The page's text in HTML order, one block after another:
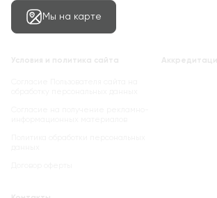
Мы на карте